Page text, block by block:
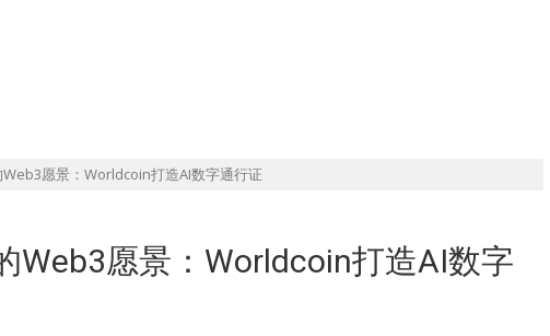
愿景：Worldcoin打造AI数字通行证
Web3愿景：Worldcoin打造AI数字